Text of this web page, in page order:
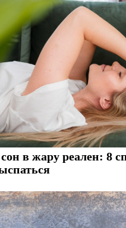
в жару реален: 8